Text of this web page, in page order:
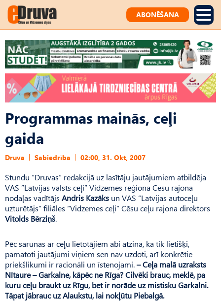
ABONĒŠANA
Programmas mainās, ceļi
gaida
Druva Sabiedrība 02:00, 31. Okt, 2007
Stundu “Druvas” redakcijā uz lasītāju jautājumiem atbildēja
VAS ”Latvijas valsts ceļi” Vidzemes reģiona Cēsu rajona
nodaļas vadītājs Andris Kazāks un VAS “Latvijas autoceļu
uzturētājs” filiāles “Vidzemes ceļi” Cēsu ceļu rajona direktors
Vitolds Bērziņš.
Pēc sarunas ar ceļu lietotājiem abi atzina, ka tik lietišķi,
pamatoti jautājumi viņiem sen nav uzdoti, arī konkrētie
priekšlikumi ir racionāli un īstenojami.– Ceļa malā uzraksts
Nītaure – Garkalne, kāpēc ne Rīga? Cilvēki brauc, meklē, pa
kuru ceļu braukt uz Rīgu, bet ir norāde uz mistisku Garkalni.
Tāpat jābrauc uz Alaukstu, lai nokļūtu Piebalgā.